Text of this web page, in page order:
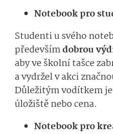
Notebook pro
Studenti u svého
předevšímdobrou
aby ve školní tašce
a vydržel v akci
Důležitým vodítkem
úložiště nebo cena.
Notebook pro